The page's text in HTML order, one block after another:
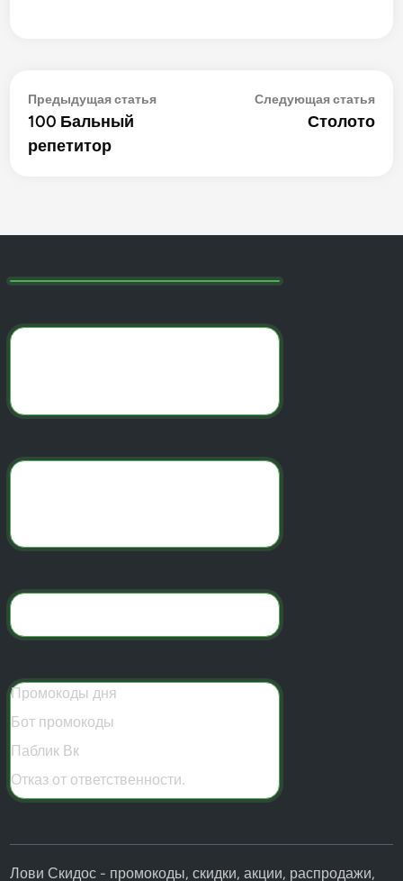
Навигация
по
записям
Предыдущая статьяПредыдущая
100 Бальный
репетитор
Следующая статья
Столото
Сайт с купонами на скидки
Промокоды дня
Бот промокоды
Паблик Вк
Отказ от ответственности.
Лови Скидос - промокоды, скидки, акции, распродажи,